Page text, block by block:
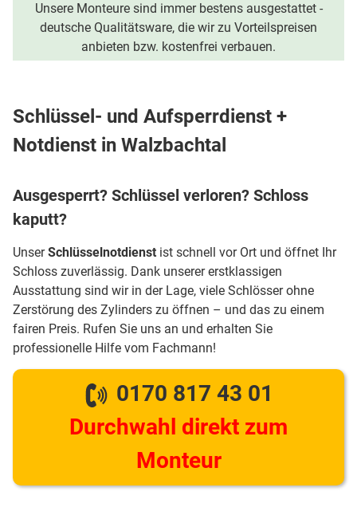
Unsere Monteure sind immer bestens ausgestattet -
deutsche Qualitätsware, die wir zu Vorteilspreisen
anbieten bzw. kostenfrei verbauen.
Schlüssel- und Aufsperrdienst +
Notdienst in Walzbachtal
Ausgesperrt? Schlüssel verloren? Schloss
kaputt?
UnserSchlüsselnotdienst ist schnell vor Ort und öffnet Ihr
Schloss zuverlässig. Dank unserer erstklassigen
Ausstattung sind wir in der Lage, viele Schlösser ohne
Zerstörung des Zylinders zu öffnen – und das zu einem
fairen Preis. Rufen Sie uns an und erhalten Sie
professionelle Hilfe vom Fachmann!
0170 817 43 01
Durchwahl direkt zum
Monteur